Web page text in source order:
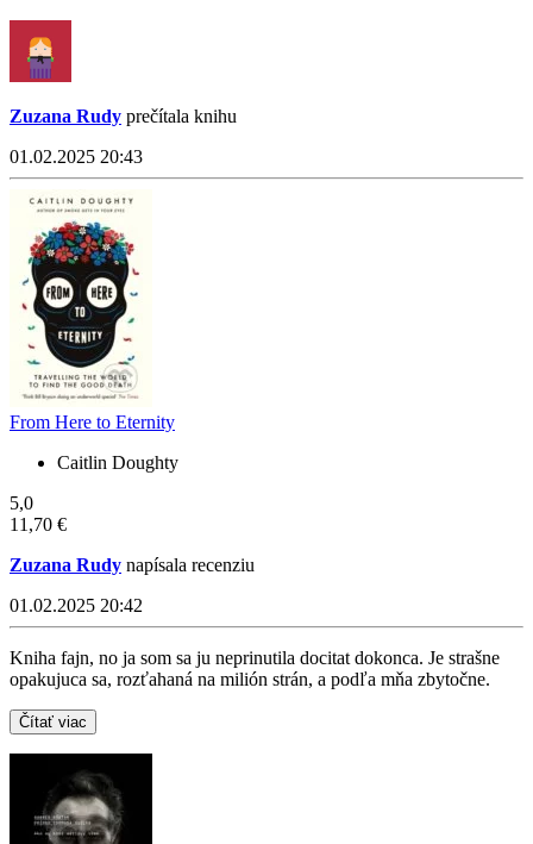
Zuzana Rudy prečítala knihu
01.02.2025 20:43
From Here to Eternity
Caitlin Doughty
5,0
11,70 €
Zuzana Rudy napísala recenziu
01.02.2025 20:42
Kniha fajn, no ja som sa ju neprinutila docitat dokonca. Je strašne
opakujuca sa, rozťahaná na milión strán, a podľa mňa zbytočne.
Čítať viac